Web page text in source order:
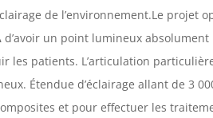
de l’environnement.Le projet
d’avoir un point lumineux
les patients. L’articulation
Étendue d’éclairage allant de 3
et pour effectuer les